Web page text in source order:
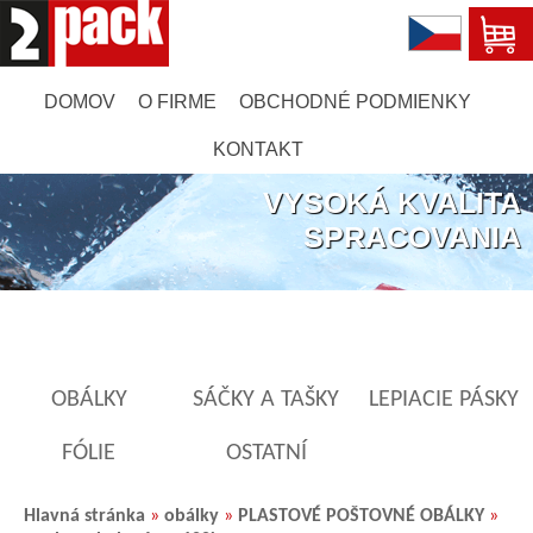
DOMOV O FIRME OBCHODNÉ PODMIENKY
KONTAKT
VYSOKÁ KVALITA
SPRACOVANIA
OBÁLKY SÁČKY A TAŠKY LEPIACIE PÁSKY
FÓLIE OSTATNÍ
Hlavná stránka » obálky » PLASTOVÉ POŠTOVNÉ OBÁLKY »